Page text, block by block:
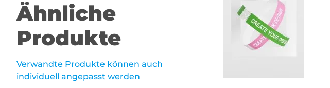
Ähnliche
Produkte
Verwandte Produkte können auch
individuell angepasst werden